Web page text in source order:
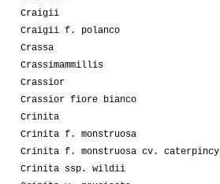
Craigii
Craigii f. polanco
Crassa
Crassimammillis
Crassior
Crassior fiore bianco
Crinita
Crinita f. monstruosa
Crinita f. monstruosa cv. caterpincy
Crinita ssp. wildii